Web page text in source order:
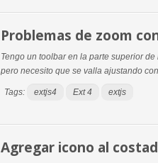
Problemas de zoom
Tengo un toolbar en la parte superior
pero necesito que se valla ajustando
Tags: extjs4 Ext 4 extjs
Agregar icono al